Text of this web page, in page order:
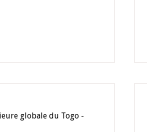
globale du Togo -